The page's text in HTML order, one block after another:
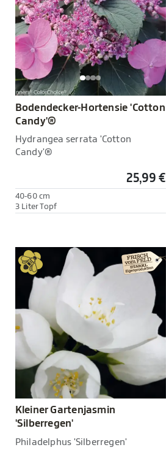
Bodendecker-Hortensie 'Cotton
Candy'®
Hydrangea serrata 'Cotton
Candy'®
25,99 €
40-60 cm
3 Liter Topf
Kleiner Gartenjasmin
'Silberregen'
Philadelphus 'Silberregen'